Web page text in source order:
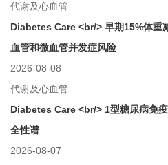
代谢及心血管
Diabetes Care <br/> 早期15%体重
血管和微血管并发症风险
2026-08-08
代谢及心血管
Diabetes Care <br/> 1型糖尿病免
全性谱
2026-08-07